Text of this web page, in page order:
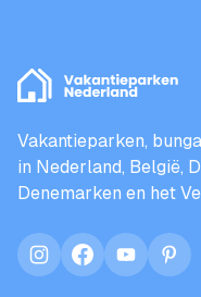
Vakantieparken,
in Nederland, België,
Denemarken en het
instagramfacebookyoutube